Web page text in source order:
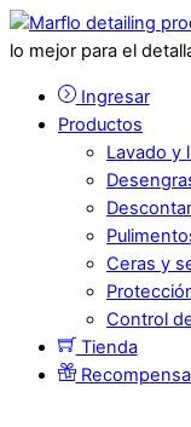
lo mejor para el
Ingresar
Productos
Lavado y
Ceras y
Control
Tienda